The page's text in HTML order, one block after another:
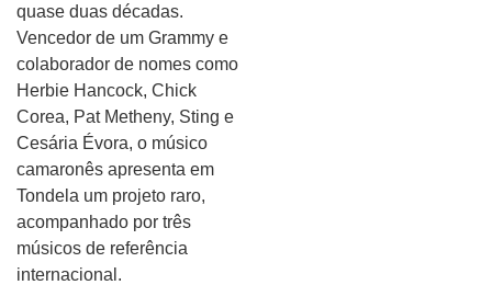
quase duas décadas.
Vencedor de um Grammy e
colaborador de nomes como
Herbie Hancock, Chick
Corea, Pat Metheny, Sting e
Cesária Évora, o músico
camaronês apresenta em
Tondela um projeto raro,
acompanhado por três
músicos de referência
internacional.